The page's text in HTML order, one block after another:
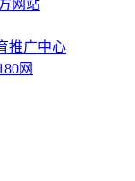
网站
推广中心
网